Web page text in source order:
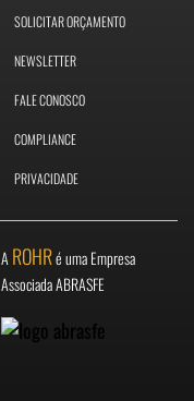
SOLICITAR ORÇAMENTO
NEWSLETTER
FALE CONOSCO
COMPLIANCE
PRIVACIDADE
A ROHRé uma Empresa
Associada ABRASFE